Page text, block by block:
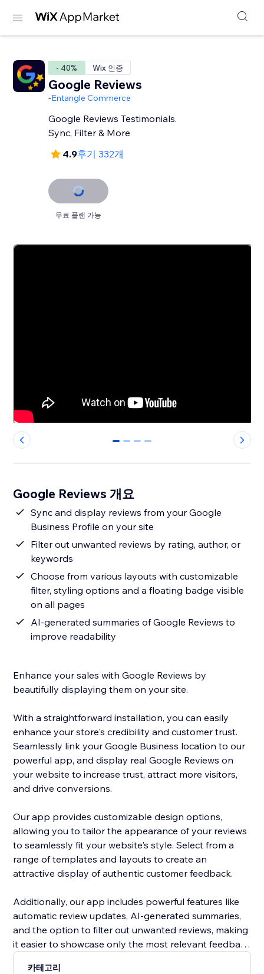
- 40% Wix 인증
Google Reviews
-Entangle Commerce
Google Reviews Testimonials.
Sync, Filter & More
4.9후기 332개
무료 플랜 가능
0 1 2 3
Google Reviews 개요
Sync and display reviews from your Google
Business Profile on your site
Filter out unwanted reviews by rating, author, or
keywords
Choose from various layouts with customizable
filter, styling options and a floating badge visible
on all pages
AI-generated summaries of Google Reviews to
improve readability
Enhance your sales with Google Reviews by
beautifully displaying them on your site.
With a straightforward installation, you can easily
enhance your store's credibility and customer trust.
Seamlessly link your Google Business location to our
powerful app, and display real Google Reviews on
your website to increase trust, attract more visitors,
and drive conversions.
Our app provides customizable design options,
allowing you to tailor the appearance of your reviews
to seamlessly fit your website's style. Select from a
range of templates and layouts to create an
attractive display of authentic customer feedback.
Additionally, our app includes powerful features like
automatic review updates, AI-generated summaries,
and the option to filter out unwanted reviews, making
it easier to showcase only the most relevant feedback
카테고리